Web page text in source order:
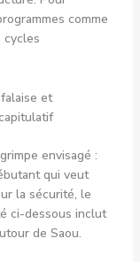
comme
et
envisagé :
qui veut
la sécurité, le
ci-dessous inclut
de Saou.